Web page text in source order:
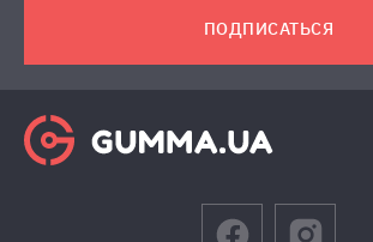
ПОДПИСАТЬСЯ